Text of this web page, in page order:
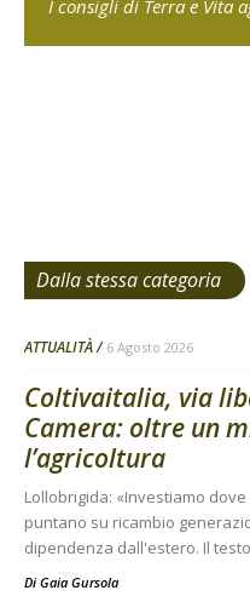
I consigli di Terra e Vita
Dalla stessa categoria
ATTUALITÀ 6 Agosto 2026
Coltivaitalia, via
Camera: oltre un
l’agricoltura
Lollobrigida: «Investiamo
puntano su ricambio
dipendenza dall'estero. Il
Di Gaia Gursola